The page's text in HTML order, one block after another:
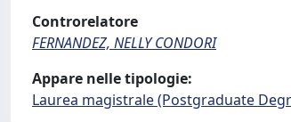
Controrelatore
FERNANDEZ, NELLY CONDORI
Appare nelle tipologie:
Laurea magistrale (Postgraduate